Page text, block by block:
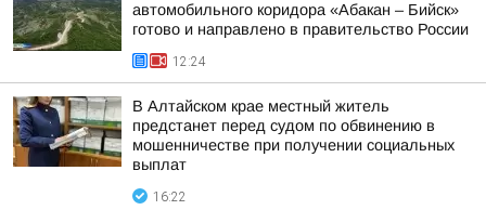
автомобильного коридора «Абакан – Бийск»
готово и направлено в правительство России
12:24
В Алтайском крае местный житель
предстанет перед судом по обвинению в
мошенничестве при получении социальных
выплат
16:22